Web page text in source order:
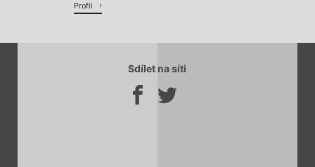
Profil
Sdílet na síti